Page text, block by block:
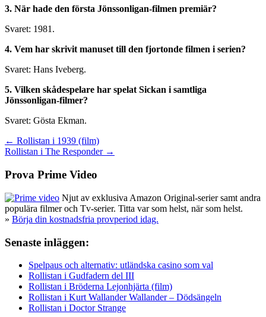
3. När hade den första Jönssonligan-filmen premiär?
Svaret: 1981.
4. Vem har skrivit manuset till den fjortonde filmen i serien?
Svaret: Hans Iveberg.
5. Vilken skådespelare har spelat Sickan i samtliga
Jönssonligan-filmer?
Svaret: Gösta Ekman.
Inläggsnavigering
← Rollistan i 1939 (film)
Rollistan i The Responder →
Prova Prime Video
Njut av exklusiva Amazon Original-serier samt andra
populära filmer och Tv-serier. Titta var som helst, när som helst.
» Börja din kostnadsfria provperiod idag.
Senaste inläggen:
Spelpaus och alternativ: utländska casino som val
Rollistan i Gudfadern del III
Rollistan i Bröderna Lejonhjärta (film)
Rollistan i Kurt Wallander Wallander – Dödsängeln
Rollistan i Doctor Strange